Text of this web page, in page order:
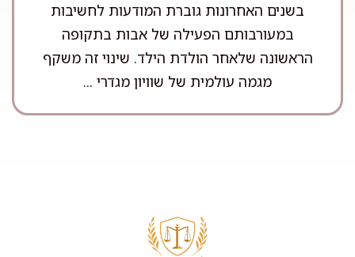
בשנים האחרונות גוברת המודעות לחשיבות
במעורבותם הפעילה של אבות בתקופה
הראשונה שלאחר הולדת הילד. שינוי זה משקף
מגמה עולמית של שוויון מגדרי ...